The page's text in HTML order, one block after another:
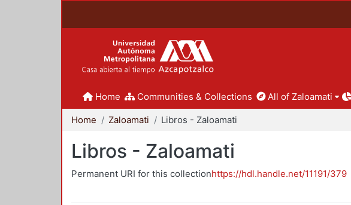
Home Communities & Collections All of Zaloamati
Home Zaloamati Libros - Zaloamati
Libros - Zaloamati
Permanent URI for this collectionhttps://hdl.handle.net/11191/379